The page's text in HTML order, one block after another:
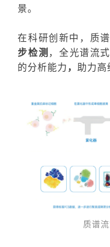
景。
在科研创新中，质
步检测 ，全光谱流
的分析能力 ， 助力高
质谱